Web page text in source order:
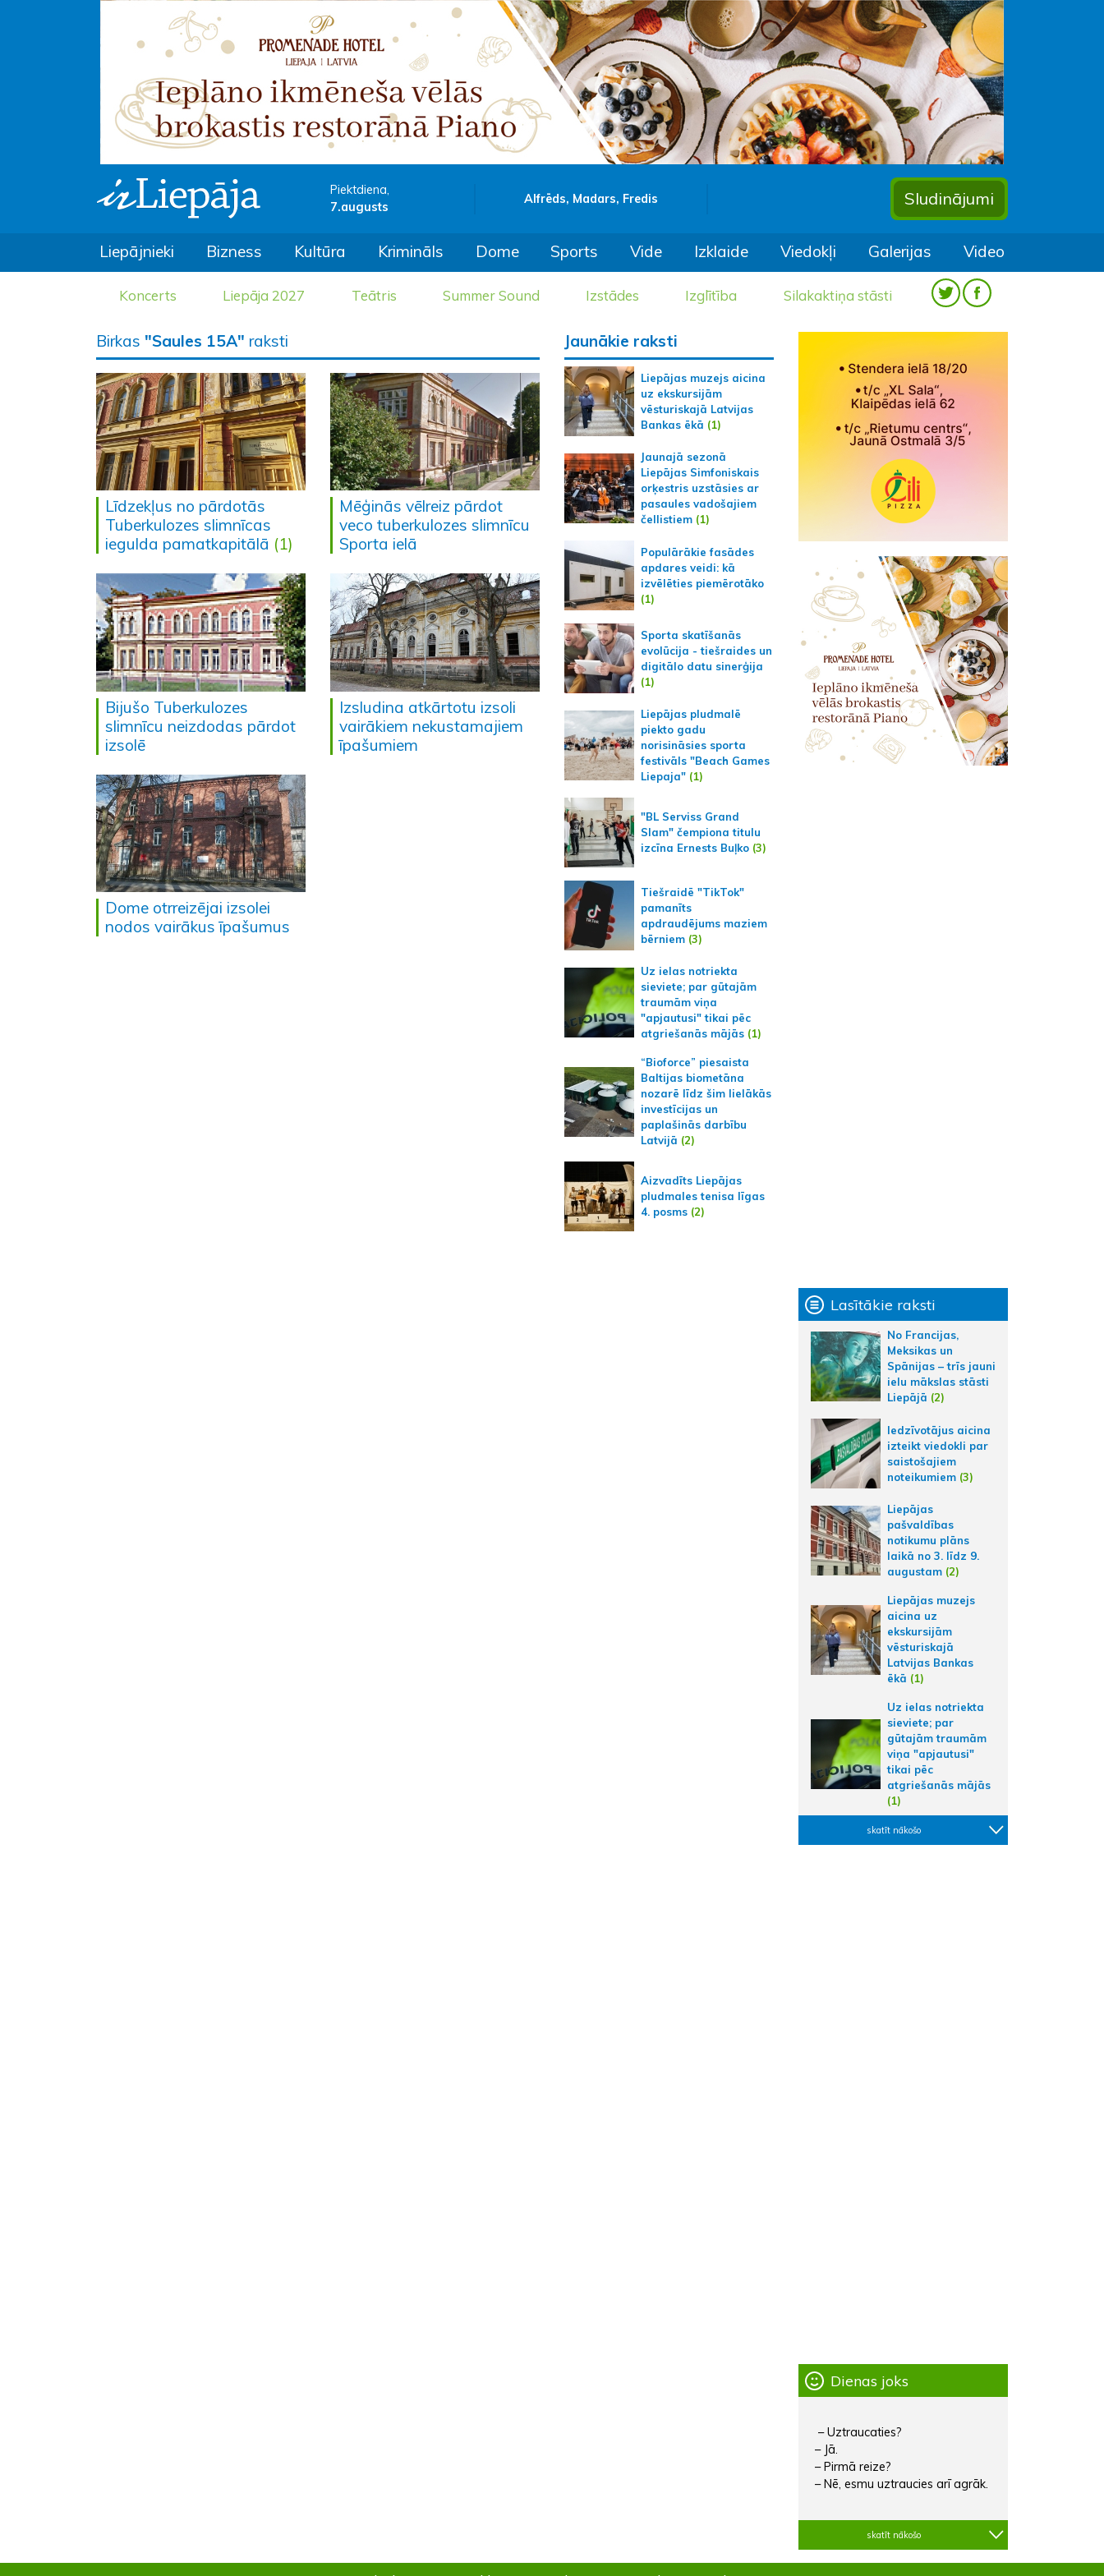
Piektdiena,
7.augusts
Alfrēds, Madars, Fredis Sludinājumi
Liepājnieki Bizness Kultūra Krimināls Dome Sports Vide Izklaide Viedokļi Galerijas Video
Koncerts Liepāja 2027 Teātris Summer Sound Izstādes Izglītība Silakaktiņa stāsti
Birkas "Saules 15A" raksti
Līdzekļus no pārdotās
Tuberkulozes slimnīcas
iegulda pamatkapitālā (1)
Mēģinās vēlreiz pārdot
veco tuberkulozes slimnīcu
Sporta ielā
Bijušo Tuberkulozes
slimnīcu neizdodas pārdot
izsolē
Izsludina atkārtotu izsoli
vairākiem nekustamajiem
īpašumiem
Dome otrreizējai izsolei
nodos vairākus īpašumus
Jaunākie raksti
Liepājas muzejs aicina
uz ekskursijām
vēsturiskajā Latvijas
Bankas ēkā (1)
Jaunajā sezonā
Liepājas Simfoniskais
orķestris uzstāsies ar
pasaules vadošajiem
čellistiem (1)
Populārākie fasādes
apdares veidi: kā
izvēlēties piemērotāko
(1)
Sporta skatīšanās
evolūcija - tiešraides un
digitālo datu sinerģija
(1)
Liepājas pludmalē
piekto gadu
norisināsies sporta
festivāls "Beach Games
Liepaja" (1)
"BL Serviss Grand
Slam" čempiona titulu
izcīna Ernests Buļko (3)
Tiešraidē "TikTok"
pamanīts
apdraudējums maziem
bērniem (3)
Uz ielas notriekta
sieviete; par gūtajām
traumām viņa
"apjautusi" tikai pēc
atgriešanās mājās (1)
“Bioforce” piesaista
Baltijas biometāna
nozarē līdz šim lielākās
investīcijas un
paplašinās darbību
Latvijā (2)
Aizvadīts Liepājas
pludmales tenisa līgas
4. posms (2)
Lasītākie raksti
No Francijas,
Meksikas un
Spānijas – trīs jauni
ielu mākslas stāsti
Liepājā (2)
Iedzīvotājus aicina
izteikt viedokli par
saistošajiem
noteikumiem (3)
Liepājas
pašvaldības
notikumu plāns
laikā no 3. līdz 9.
augustam (2)
Liepājas muzejs
aicina uz
ekskursijām
vēsturiskajā
Latvijas Bankas
ēkā (1)
Uz ielas notriekta
sieviete; par
gūtajām traumām
viņa "apjautusi"
tikai pēc
atgriešanās mājās
(1)
skatīt nākošo
Dienas joks
– Uztraucaties?
– Jā.
– Pirmā reize?
– Nē, esmu uztraucies arī agrāk.
skatīt nākošo